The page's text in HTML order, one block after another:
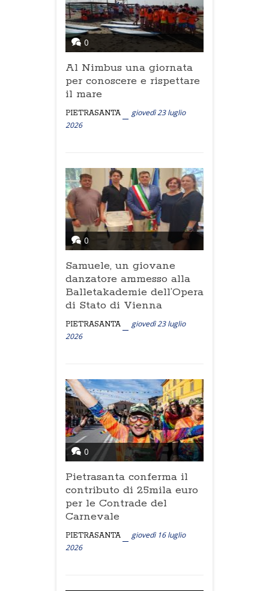
0
Al Nimbus una giornata
per conoscere e rispettare
il mare
PIETRASANTA
giovedì 23 luglio
2026
0
Samuele, un giovane
danzatore ammesso alla
Balletakademie dell’Opera
di Stato di Vienna
PIETRASANTA
giovedì 23 luglio
2026
0
Pietrasanta conferma il
contributo di 25mila euro
per le Contrade del
Carnevale
PIETRASANTA
giovedì 16 luglio
2026